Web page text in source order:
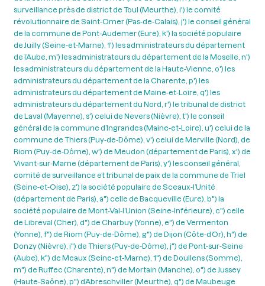
surveillance près de district de Toul (Meurthe), i') le comité
révolutionnaire de Saint-Omer (Pas-de-Calais), j') le conseil général
de la commune de Pont-Audemer (Eure), k') la société populaire
de Juilly (Seine-et-Marne), 1') les administrateurs du département
de l’Aube, m') les administrateurs du département de la Moselle, n')
les administrateurs du département de la Haute-Vienne, o') les
administrateurs du département de la Charente, p') les
administrateurs du département de Maine-et-Loire, q') les
administrateurs du département du Nord, r') le tribunal de district
de Laval (Mayenne), s') celui de Nevers (Nièvre), t') le conseil
général de la commune d’Ingrandes (Maine-et-Loire), u') celui de la
commune de Thiers (Puy-de-Dôme), v') celui de Merville (Nord), de
Riom (Puy-de-Dôme), w') de Meudon (département de Paris), x') de
Vivant-sur-Marne (département de Paris), y') les conseil général,
comité de surveillance et tribunal de paix de la commune de Triel
(Seine-et-Oise), z') la société populaire de Sceaux-l’Unité
(département de Paris), a") celle de Bacqueville (Eure), b") la
société populaire de Mont-Val-l’Union (Seine-Inférieure), c") celle
de Libreval (Cher), d") de Charbuy (Yonne), e") de Vermenton
(Yonne), f") de Riom (Puy-de-Dôme), g") de Dijon (Côte-d’Or), h") de
Donzy (Nièvre), i") de Thiers (Puy-de-Dôme), j") de Pont-sur-Seine
(Aube), k") de Meaux (Seine-et-Marne), 1") de Doullens (Somme),
m") de Ruffec (Charente), n") de Mortain (Manche), o") de Jussey
(Haute-Saône), p") d’Abreschviller (Meurthe), q") de Maubeuge